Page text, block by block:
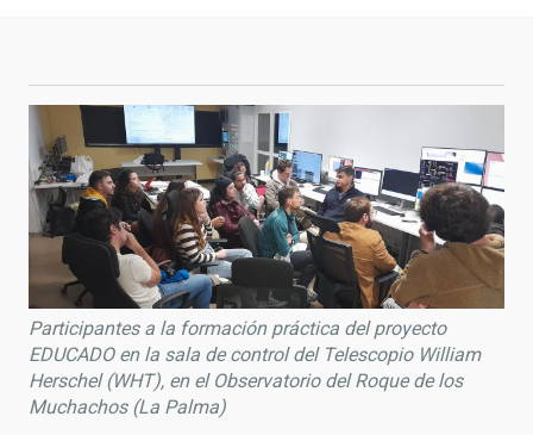
Participantes a la formación práctica del proyecto
EDUCADO en la sala de control del Telescopio William
Herschel (WHT), en el Observatorio del Roque de los
Muchachos (La Palma)